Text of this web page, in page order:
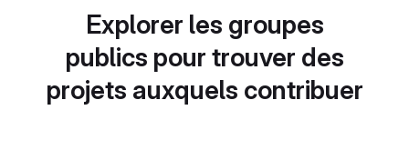
Explorer les groupes
publics pour trouver des
projets auxquels contribuer